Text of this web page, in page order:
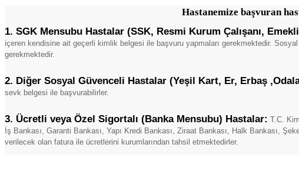
Hastanemize başvuran
1. SGK Mensubu Hastalar (SSK, Resmi Kurum Çalışanı,
içeren kendisine ait geçerli kimlik belgesi ile başvuru yapmaları gerekmektedir.
gerekmektedir.
2. Diğer Sosyal Güvenceli Hastalar (Yeşil Kart, Er, Erbaş
sevk belgesi ile başvurabilirler.
3. Ücretli veya Özel Sigortalı (Banka Mensubu) Hastalar: T.C.
İş Bankası, Garanti Bankası, Yapı Kredi Bankası, Ziraat Bankası, Halk Bankası,
verilecek olan fatura ile ücretlerini kurumlarından tahsil etmektedirler.